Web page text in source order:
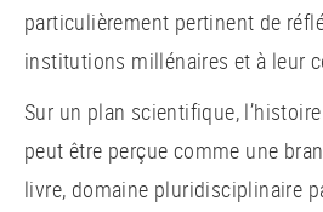
particulièrement pertinent de
institutions millénaires et à leur
Sur un plan scientifique,
peut être perçue comme une
livre, domaine pluridisciplinaire